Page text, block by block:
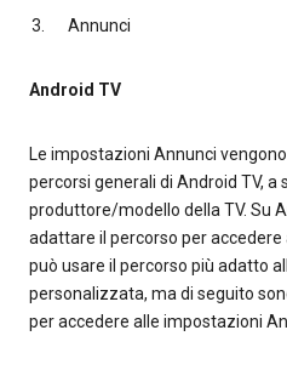
Annunci
Android TV
Le impostazioni Annunci
percorsi generali di Android TV, a
produttore/modello della TV. Su
adattare il percorso per
può usare il percorso più adatto
personalizzata, ma di seguito
per accedere alle impostazioni